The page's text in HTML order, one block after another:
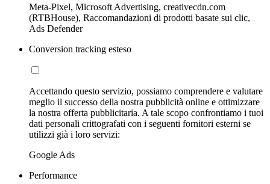
Meta-Pixel, Microsoft Advertising, creativecdn.com
(RTBHouse), Raccomandazioni di prodotti basate sui clic,
Ads Defender
Conversion tracking esteso
Accettando questo servizio, possiamo comprendere e valutare
meglio il successo della nostra pubblicità online e ottimizzare
la nostra offerta pubblicitaria. A tale scopo confrontiamo i tuoi
dati personali crittografati con i seguenti fornitori esterni se
utilizzi già i loro servizi:
Google Ads
Performance